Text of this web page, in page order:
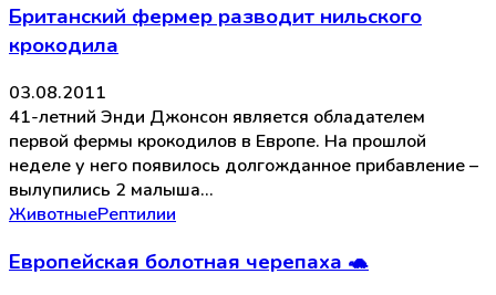
Британский фермер разводит нильского
крокодила
03.08.2011
41-летний Энди Джонсон является обладателем
первой фермы крокодилов в Европе. На прошлой
неделе у него появилось долгожданное прибавление –
вылупились 2 малыша…
ЖивотныеРептилии
Европейская болотная черепаха 🐢